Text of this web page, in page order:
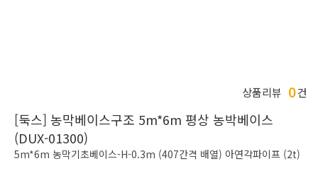
상품리뷰 0건
[둑스] 농막베이스구조 5m*6m 평상 농박베이스
(DUX-01300)
5m*6m 농막기초베이스-H-0.3m (407간격 배열) 아연각파이프 (2t)